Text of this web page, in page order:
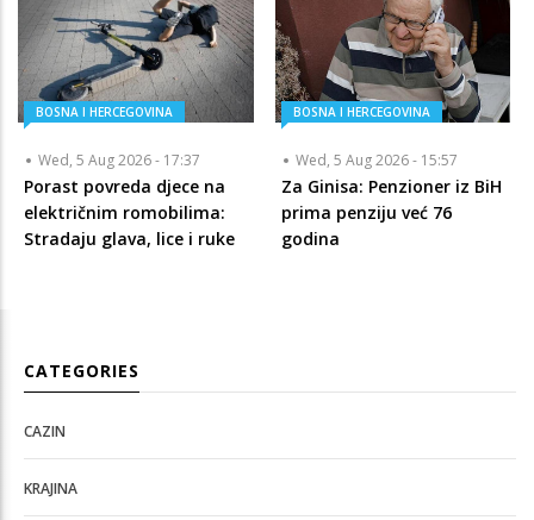
BOSNA I HERCEGOVINA
Wed, 5 Aug 2026 - 17:37
Porast povreda djece na
električnim romobilima:
Stradaju glava, lice i ruke
BOSNA I HERCEGOVINA
Wed, 5 Aug 2026 - 15:57
Za Ginisa: Penzioner iz BiH
prima penziju već 76
godina
CATEGORIES
CAZIN
KRAJINA